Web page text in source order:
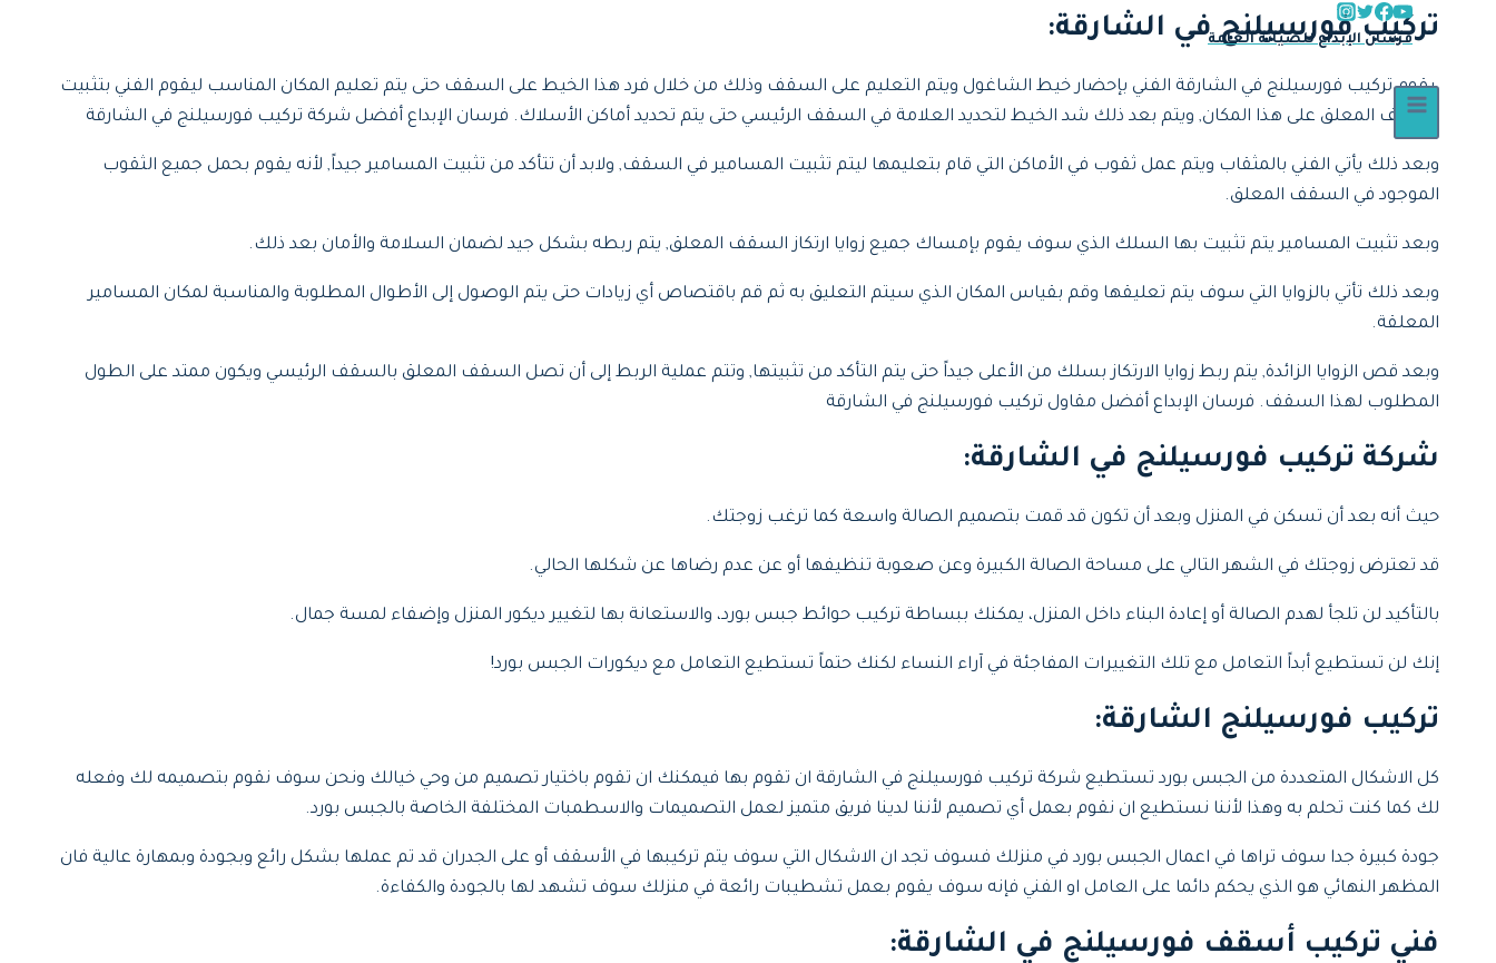
فرسان الإبداع للصيانة العامة
تركيب فورسيلنج في الشارقة:
يقوم تركيب فورسيلنج في الشارقة الفني بإحضار خيط الشاغول ويتم التعليم على السقف وذلك من خلال فرد هذا الخيط على السقف حتى يتم تعليم المكان المناسب ليقوم الفني بتثبيت
السقف المعلق على هذا المكان, ويتم بعد ذلك شد الخيط لتحديد العلامة في السقف الرئيسي حتى يتم تحديد أماكن الأسلاك. فرسان الإبداع أفضل شركة تركيب فورسيلنج في الشارقة
وبعد ذلك يأتي الفني بالمثقاب ويتم عمل ثقوب في الأماكن التي قام بتعليمها ليتم تثبيت المسامير في السقف, ولابد أن تتأكد من تثبيت المسامير جيداً, لأنه يقوم بحمل جميع الثقوب
الموجود في السقف المعلق.
وبعد تثبيت المسامير يتم تثبيت بها السلك الذي سوف يقوم بإمساك جميع زوايا ارتكاز السقف المعلق, يتم ربطه بشكل جيد لضمان السلامة والأمان بعد ذلك.
وبعد ذلك تأتي بالزوايا التي سوف يتم تعليقها وقم بقياس المكان الذي سيتم التعليق به ثم قم باقتصاص أي زيادات حتى يتم الوصول إلى الأطوال المطلوبة والمناسبة لمكان المسامير
المعلقة.
وبعد قص الزوايا الزائدة, يتم ربط زوايا الارتكاز بسلك من الأعلى جيداً حتى يتم التأكد من تثبيتها, وتتم عملية الربط إلى أن تصل السقف المعلق بالسقف الرئيسي ويكون ممتد على الطول
المطلوب لهذا السقف. فرسان الإبداع أفضل مقاول تركيب فورسيلنج في الشارقة
شركة تركيب فورسيلنج في الشارقة:
حيث أنه بعد أن تسكن في المنزل وبعد أن تكون قد قمت بتصميم الصالة واسعة كما ترغب زوجتك.
قد تعترض زوجتك في الشهر التالي على مساحة الصالة الكبيرة وعن صعوبة تنظيفها أو عن عدم رضاها عن شكلها الحالي.
بالتأكيد لن تلجأ لهدم الصالة أو إعادة البناء داخل المنزل، يمكنك ببساطة تركيب حوائط جبس بورد، والاستعانة بها لتغيير ديكور المنزل وإضفاء لمسة جمال.
إنك لن تستطيع أبداً التعامل مع تلك التغييرات المفاجئة في آراء النساء لكنك حتماً تستطيع التعامل مع ديكورات الجبس بورد!
تركيب فورسيلنج الشارقة:
كل الاشكال المتعددة من الجبس بورد تستطيع شركة تركيب فورسيلنج في الشارقة ان تقوم بها فيمكنك ان تقوم باختيار تصميم من وحي خيالك ونحن سوف نقوم بتصميمه لك وفعله
لك كما كنت تحلم به وهذا لأننا نستطيع ان نقوم بعمل أي تصميم لأننا لدينا فريق متميز لعمل التصميمات والاسطمبات المختلفة الخاصة بالجبس بورد.
جودة كبيرة جدا سوف تراها في اعمال الجبس بورد في منزلك فسوف تجد ان الاشكال التي سوف يتم تركيبها في الأسقف أو على الجدران قد تم عملها بشكل رائع وبجودة وبمهارة عالية فان
المظهر النهائي هو الذي يحكم دائما على العامل او الفني فإنه سوف يقوم بعمل تشطيبات رائعة في منزلك سوف تشهد لها بالجودة والكفاءة.
فني تركيب أسقف فورسيلنج في الشارقة: